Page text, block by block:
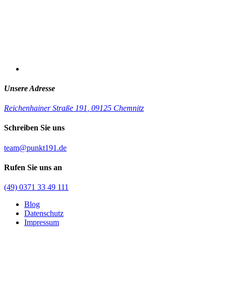
Unsere Adresse
Reichenhainer Straße 191 09125 Chemnitz
Schreiben Sie uns
team@punkt191.de
Rufen Sie uns an
(49) 0371 33 49 111
Blog
Datenschutz
Impressum